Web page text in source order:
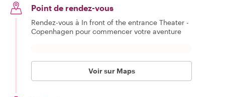
Point de rendez-vous
Rendez-vous à In front of the entrance Theater -
Copenhagen pour commencer votre aventure
Voir sur Maps